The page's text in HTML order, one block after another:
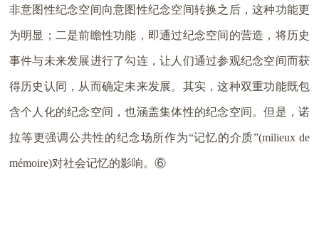
非意图性纪念空间向意图性纪念空间转换之后，这种功能更
为明显；二是前瞻性功能，即通过纪念空间的营造，将历史
事件与未来发展进行了勾连，让人们通过参观纪念空间而获
得历史认同，从而确定未来发展。其实，这种双重功能既包
含个人化的纪念空间，也涵盖集体性的纪念空间。但是，诺
拉等更强调公共性的纪念场所作为“记忆的介质”(milieux de
mémoire)对社会记忆的影响。⑥